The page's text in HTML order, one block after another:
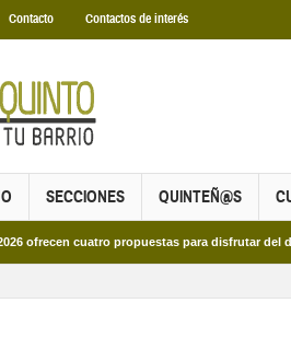
Contacto Contactos de interés
SECCIONES QUINTEÑ@S
cuatro propuestas para disfrutar del deporte